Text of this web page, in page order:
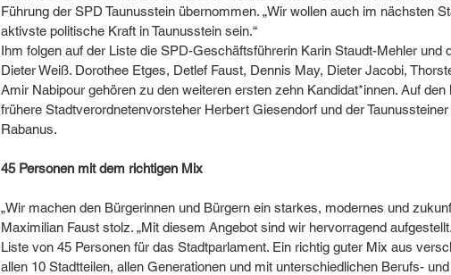
Führung der SPD Taunusstein übernommen. „Wir wollen auch im nächsten
aktivste politische Kraft in Taunusstein sein.“
Ihm folgen auf der Liste die SPD-Geschäftsführerin Karin Staudt-Mehler und
Dieter Weiß. Dorothee Etges, Detlef Faust, Dennis May, Dieter Jacobi,
Amir Nabipour gehören zu den weiteren ersten zehn Kandidat*innen. Auf
frühere Stadtverordnetenvorsteher Herbert Giesendorf und der
Rabanus.
45 Personen mit dem richtigen Mix
„Wir machen den Bürgerinnen und Bürgern ein starkes, modernes und
Maximilian Faust stolz. „Mit diesem Angebot sind wir hervorragend
Liste von 45 Personen für das Stadtparlament. Ein richtig guter Mix aus
allen 10 Stadtteilen, allen Generationen und mit unterschiedlichen Berufs-